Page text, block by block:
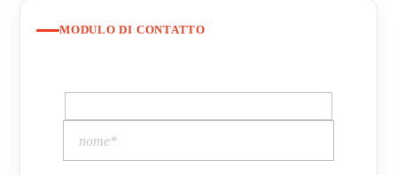
MODULO DI CONTATTO